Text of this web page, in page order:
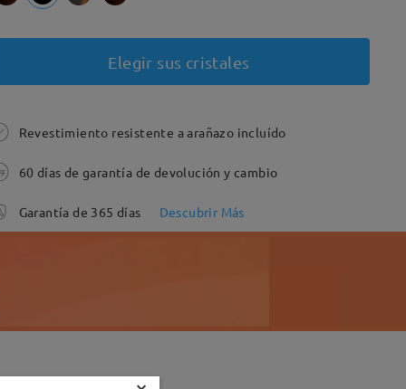
Elegir sus cristales
Revestimiento resistente a arañazo incluído
60 días de garantía de devolución y cambio
Garantía de 365 días Descubrir Más